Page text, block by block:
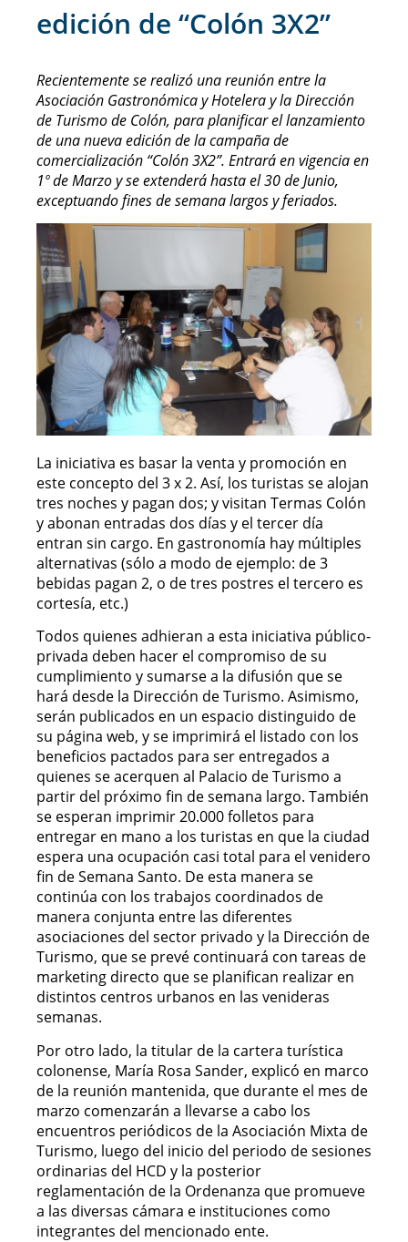
edición de “Colón 3X2”
Recientemente se realizó una reunión entre la
Asociación Gastronómica y Hotelera y la Dirección
de Turismo de Colón, para planificar el lanzamiento
de una nueva edición de la campaña de
comercialización “Colón 3X2”. Entrará en vigencia en
1º de Marzo y se extenderá hasta el 30 de Junio,
exceptuando fines de semana largos y feriados.
La iniciativa es basar la venta y promoción en
este concepto del 3 x 2. Así, los turistas se alojan
tres noches y pagan dos; y visitan Termas Colón
y abonan entradas dos días y el tercer día
entran sin cargo. En gastronomía hay múltiples
alternativas (sólo a modo de ejemplo: de 3
bebidas pagan 2, o de tres postres el tercero es
cortesía, etc.)
Todos quienes adhieran a esta iniciativa público-
privada deben hacer el compromiso de su
cumplimiento y sumarse a la difusión que se
hará desde la Dirección de Turismo. Asimismo,
serán publicados en un espacio distinguido de
su página web, y se imprimirá el listado con los
beneficios pactados para ser entregados a
quienes se acerquen al Palacio de Turismo a
partir del próximo fin de semana largo. También
se esperan imprimir 20.000 folletos para
entregar en mano a los turistas en que la ciudad
espera una ocupación casi total para el venidero
fin de Semana Santo. De esta manera se
continúa con los trabajos coordinados de
manera conjunta entre las diferentes
asociaciones del sector privado y la Dirección de
Turismo, que se prevé continuará con tareas de
marketing directo que se planifican realizar en
distintos centros urbanos en las venideras
semanas.
Por otro lado, la titular de la cartera turística
colonense, María Rosa Sander, explicó en marco
de la reunión mantenida, que durante el mes de
marzo comenzarán a llevarse a cabo los
encuentros periódicos de la Asociación Mixta de
Turismo, luego del inicio del periodo de sesiones
ordinarias del HCD y la posterior
reglamentación de la Ordenanza que promueve
a las diversas cámara e instituciones como
integrantes del mencionado ente.